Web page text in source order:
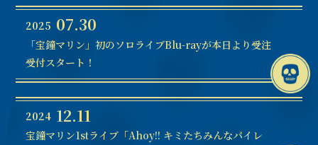
2025 07.30
「宝鐘マリン」初のソロライブBlu-rayが本日より受注
受付スタート！
2024 12.11
宝鐘マリン1stライブ「Ahoy!! キミたちみんなパイレ